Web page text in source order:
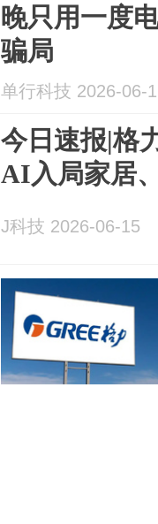
晚只用一度
骗局
单行科技 2026-06-
今日速报|格
AI入局家居
J科技 2026-06-15